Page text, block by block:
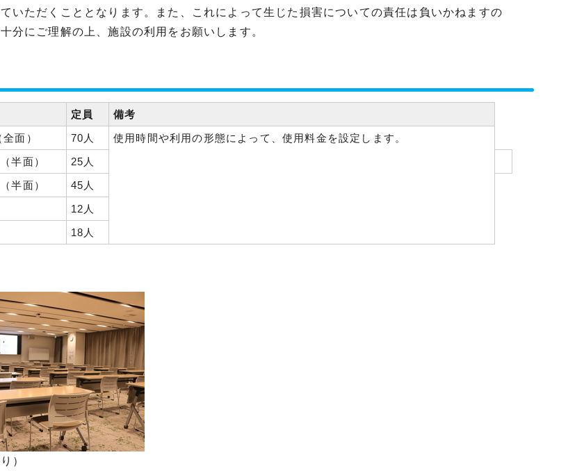
いただくこととなります。また、これによって生じた損害についての責任は負いかねますの
分にご理解の上、施設の利用をお願いします。
定員
備考
全面） 70人
使用時間や利用の形態によって、使用料金を設定します。
半面）
25人
半面）
45人
12人
18人
）